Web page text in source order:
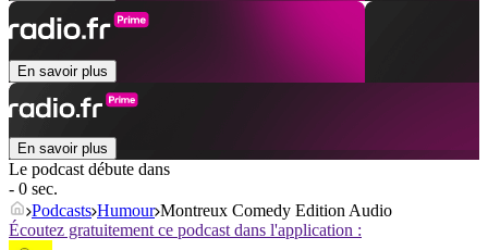
En savoir plus
En savoir plus
Le podcast débute dans
- 0 sec.
Podcasts Humour Montreux Comedy Edition Audio
Écoutez gratuitement ce podcast dans l'application :